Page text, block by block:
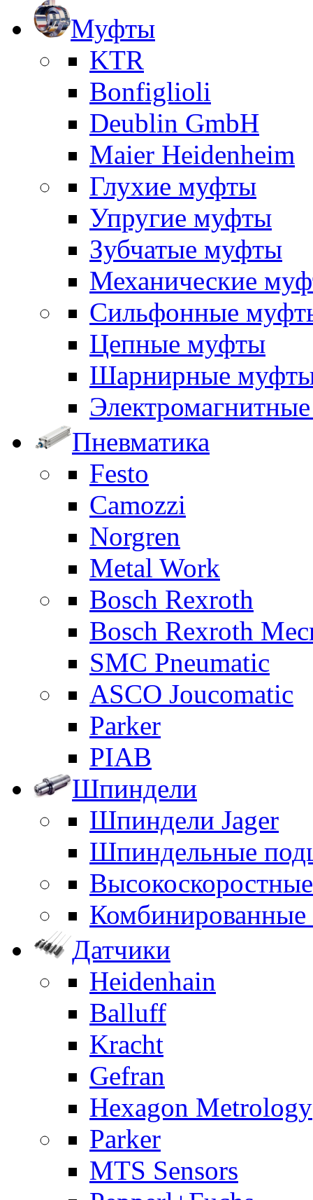
Муфты
KTR
Bonfiglioli
Deublin GmbH
Maier Heidenheim
Глухие муфты
Упругие муфты
Зубчатые муфты
Механические
Сильфонные
Цепные муфты
Шарнирные
Пневматика
Festo
Camozzi
Norgren
Metal Work
Bosch Rexroth
Bosch Rexroth
SMC Pneumatic
ASCO Joucomatic
Parker
PIAB
Шпиндели
Шпиндели Jager
Шпиндельные
Датчики
Heidenhain
Balluff
Kracht
Gefran
Hexagon Metrology
Parker
MTS Sensors